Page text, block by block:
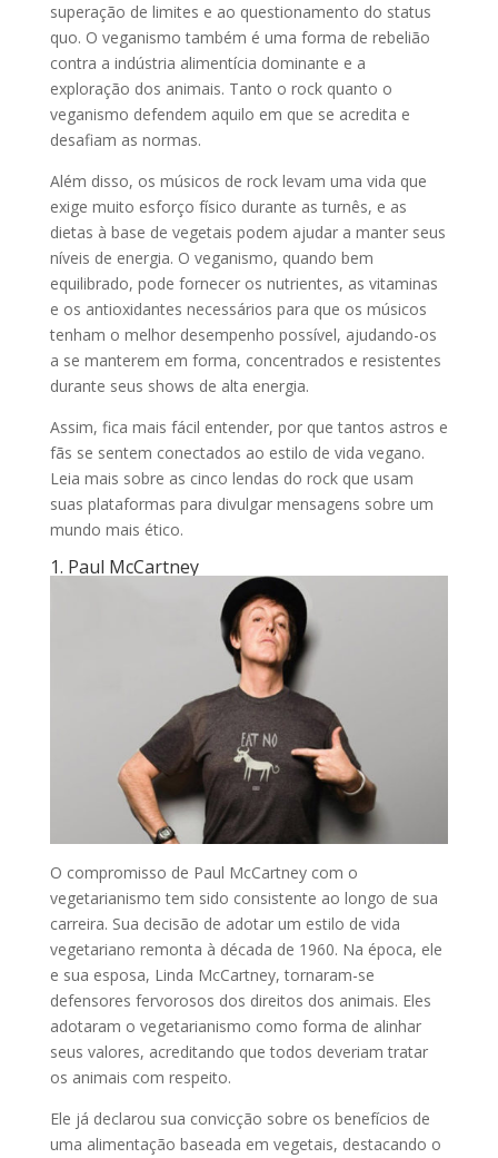
superação de limites e ao questionamento do status
quo. O veganismo também é uma forma de rebelião
contra a indústria alimentícia dominante e a
exploração dos animais. Tanto o rock quanto o
veganismo defendem aquilo em que se acredita e
desafiam as normas.
Além disso, os músicos de rock levam uma vida que
exige muito esforço físico durante as turnês, e as
dietas à base de vegetais podem ajudar a manter seus
níveis de energia. O veganismo, quando bem
equilibrado, pode fornecer os nutrientes, as vitaminas
e os antioxidantes necessários para que os músicos
tenham o melhor desempenho possível, ajudando-os
a se manterem em forma, concentrados e resistentes
durante seus shows de alta energia.
Assim, fica mais fácil entender, por que tantos astros e
fãs se sentem conectados ao estilo de vida vegano.
Leia mais sobre as cinco lendas do rock que usam
suas plataformas para divulgar mensagens sobre um
mundo mais ético.
1. Paul McCartney
O compromisso de Paul McCartney com o
vegetarianismo tem sido consistente ao longo de sua
carreira. Sua decisão de adotar um estilo de vida
vegetariano remonta à década de 1960. Na época, ele
e sua esposa, Linda McCartney, tornaram-se
defensores fervorosos dos direitos dos animais. Eles
adotaram o vegetarianismo como forma de alinhar
seus valores, acreditando que todos deveriam tratar
os animais com respeito.
Ele já declarou sua convicção sobre os benefícios de
uma alimentação baseada em vegetais, destacando o